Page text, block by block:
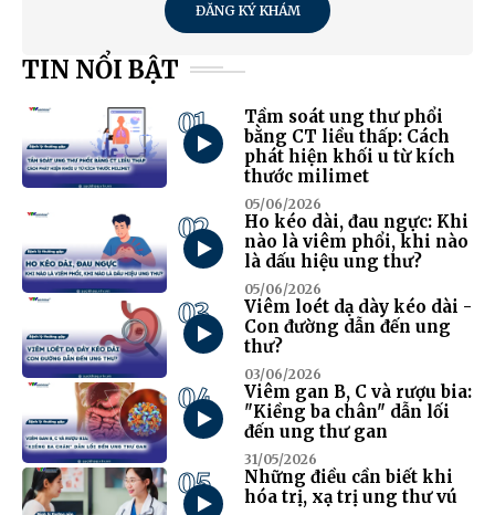
ĐĂNG KÝ KHÁM
TIN NỔI BẬT
01
Tầm soát ung thư phổi
bằng CT liều thấp: Cách
phát hiện khối u từ kích
thước milimet
05/06/2026
02
Ho kéo dài, đau ngực: Khi
nào là viêm phổi, khi nào
là dấu hiệu ung thư?
05/06/2026
03
Viêm loét dạ dày kéo dài -
Con đường dẫn đến ung
thư?
03/06/2026
04
Viêm gan B, C và rượu bia:
"Kiềng ba chân" dẫn lối
đến ung thư gan
31/05/2026
05
Những điều cần biết khi
hóa trị, xạ trị ung thư vú